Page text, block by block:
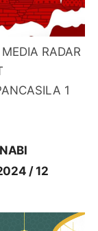
RADAR
1
/ 12